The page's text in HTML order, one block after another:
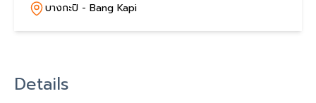
บางกะปิ - Bang Kapi
Details